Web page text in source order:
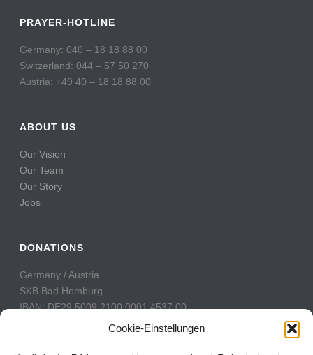
Cookie-Einstellungen
PRAYER-HOTLINE
Germany: 040 – 18 18 88 00
Switzerland: 044 – 57 50 270
Austria: +49 40 – 18 18 88 00
ABOUT US
Our Vision
Our Team
Our Story
Jobs
DONATIONS
Germany / Austria
SKB Bad Homburg
IBAN: DE29 5009 2100 0001 4537 00
BIC: GENODE51BH2
Switzerland